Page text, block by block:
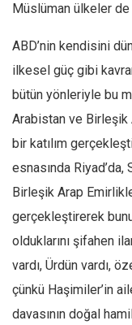
Müslüman ülkeler de
ABD’nin kendisini
ilkesel güç gibi
bütün yönleriyle bu
Arabistan ve Birleşik
bir katılım
esnasında
Birleşik Arap
gerçekleştirerek
olduklarını şifahen
vardı, Ürdün vardı,
çünkü Haşimiler’in
davasının doğal